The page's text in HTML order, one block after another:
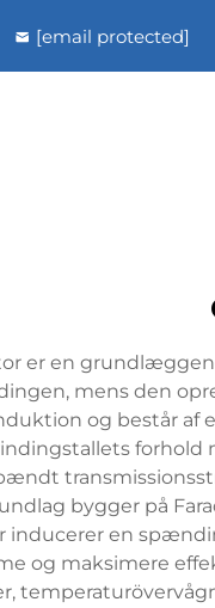
[email protected]
er en
mens den
og består
forhold
bygger på
inducerer en
og maksimere